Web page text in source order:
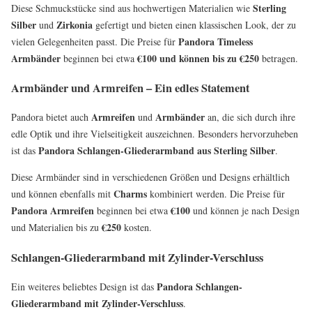
Diese Schmuckstücke sind aus hochwertigen Materialien wie Sterling
Silber und Zirkonia gefertigt und bieten einen klassischen Look, der zu
vielen Gelegenheiten passt. Die Preise für Pandora Timeless
Armbänder beginnen bei etwa€100 und können bis zu €250 betragen.
Armbänder und Armreifen – Ein edles Statement
Pandora bietet auch Armreifen und Armbänder an, die sich durch ihre
edle Optik und ihre Vielseitigkeit auszeichnen. Besonders hervorzuheben
ist das Pandora Schlangen-Gliederarmband aus Sterling Silber.
Diese Armbänder sind in verschiedenen Größen und Designs erhältlich
und können ebenfalls mit Charms kombiniert werden. Die Preise für
Pandora Armreifen beginnen bei etwa€100 und können je nach Design
und Materialien bis zu€250 kosten.
Schlangen-Gliederarmband mit Zylinder-Verschluss
Ein weiteres beliebtes Design ist das Pandora Schlangen-
Gliederarmband mit Zylinder-Verschluss.